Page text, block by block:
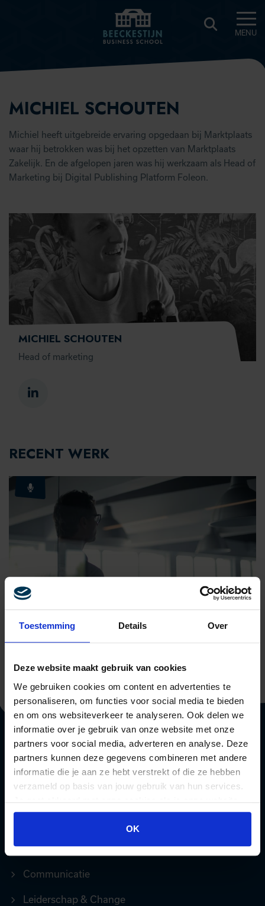
Toestemming Details Over
Deze website maakt gebruik van cookies
We gebruiken cookies om content en advertenties te
personaliseren, om functies voor social media te bieden
en om ons websiteverkeer te analyseren. Ook delen we
informatie over je gebruik van onze website met onze
partners voor social media, adverteren en analyse. Deze
partners kunnen deze gegevens combineren met andere
informatie die je aan ze hebt verstrekt of die ze hebben
verzameld op basis van jouw gebruik van hun services.
Je gaat akkoord met onze cookies als je onze website
blijft gebruiken.
OK
BEECKESTIJN
MENU
MICHIEL SCHOUTEN
Michiel heeft uitgebreide ervaring opgedaan bij Marktplaats
waar hij betrokken was bij het opzetten van Marktplaats
Zakelijk. En de afgelopen jaren was hij werkzaam als Head of
Marketing bij Digital Publishing Platform Foleon.
MICHIEL SCHOUTEN
Head of marketing
RECENT WERK
B2B LEADGENERATIE: GENEREER MEER
DIRECT NAAR
AI, Data & Tech
Communicatie
Leiderschap & Change